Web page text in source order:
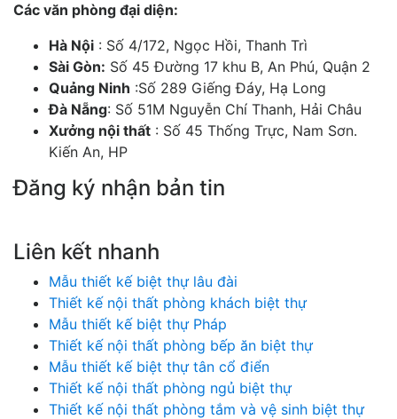
Các văn phòng đại diện:
Hà Nội : Số 4/172, Ngọc Hồi, Thanh Trì
Sài Gòn: Số 45 Đường 17 khu B, An Phú, Quận 2
Quảng Ninh :Số 289 Giếng Đáy, Hạ Long
Đà Nẵng: Số 51M Nguyễn Chí Thanh, Hải Châu
Xưởng nội thất : Số 45 Thống Trực, Nam Sơn.
Kiến An, HP
Đăng ký nhận bản tin
Liên kết nhanh
Mẫu thiết kế biệt thự lâu đài
Thiết kế nội thất phòng khách biệt thự
Mẫu thiết kế biệt thự Pháp
Thiết kế nội thất phòng bếp ăn biệt thự
Mẫu thiết kế biệt thự tân cổ điển
Thiết kế nội thất phòng ngủ biệt thự
Thiết kế nội thất phòng tắm và vệ sinh biệt thự